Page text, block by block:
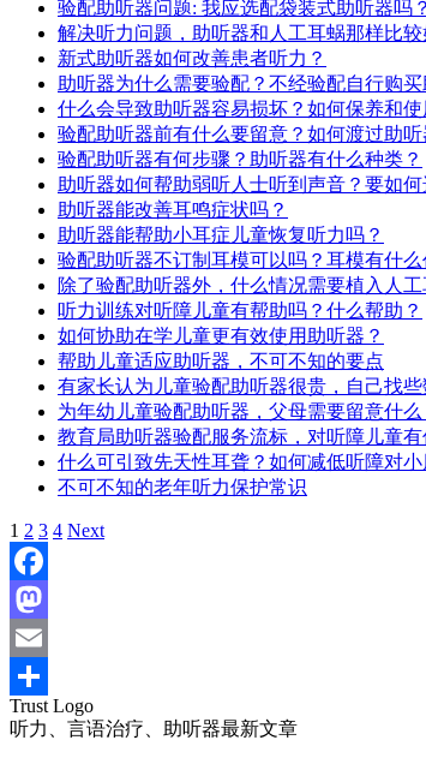
验配助听器问题: 我应选配袋装式助听器吗？
解决听力问题，助听器和人工耳蜗那样比
新式助听器如何改善患者听力？
助听器为什么需要验配？不经验配自行购
什么会导致助听器容易损坏？如何保养和使
验配助听器前有什么要留意？如何渡过助听
验配助听器有何步骤？助听器有什么种类？
助听器如何帮助弱听人士听到声音？要如何
助听器能改善耳鸣症状吗？
助听器能帮助小耳症儿童恢复听力吗？
验配助听器不订制耳模可以吗？耳模有什
除了验配助听器外，什么情况需要植入人工
听力训练对听障儿童有帮助吗？什么帮助？
如何协助在学儿童更有效使用助听器？
帮助儿童适应助听器，不可不知的要点
有家长认为儿童验配助听器很贵，自己找
为年幼儿童验配助听器，父母需要留意什么
教育局助听器验配服务流标，对听障儿童有
什么可引致先天性耳聋？如何减低听障对
不可不知的老年听力保护常识
Navigation
1 2 3 4 Next
Facebook
Mastodon
Email
分
Trust Logo
听力、言语治疗、助听器最新文章